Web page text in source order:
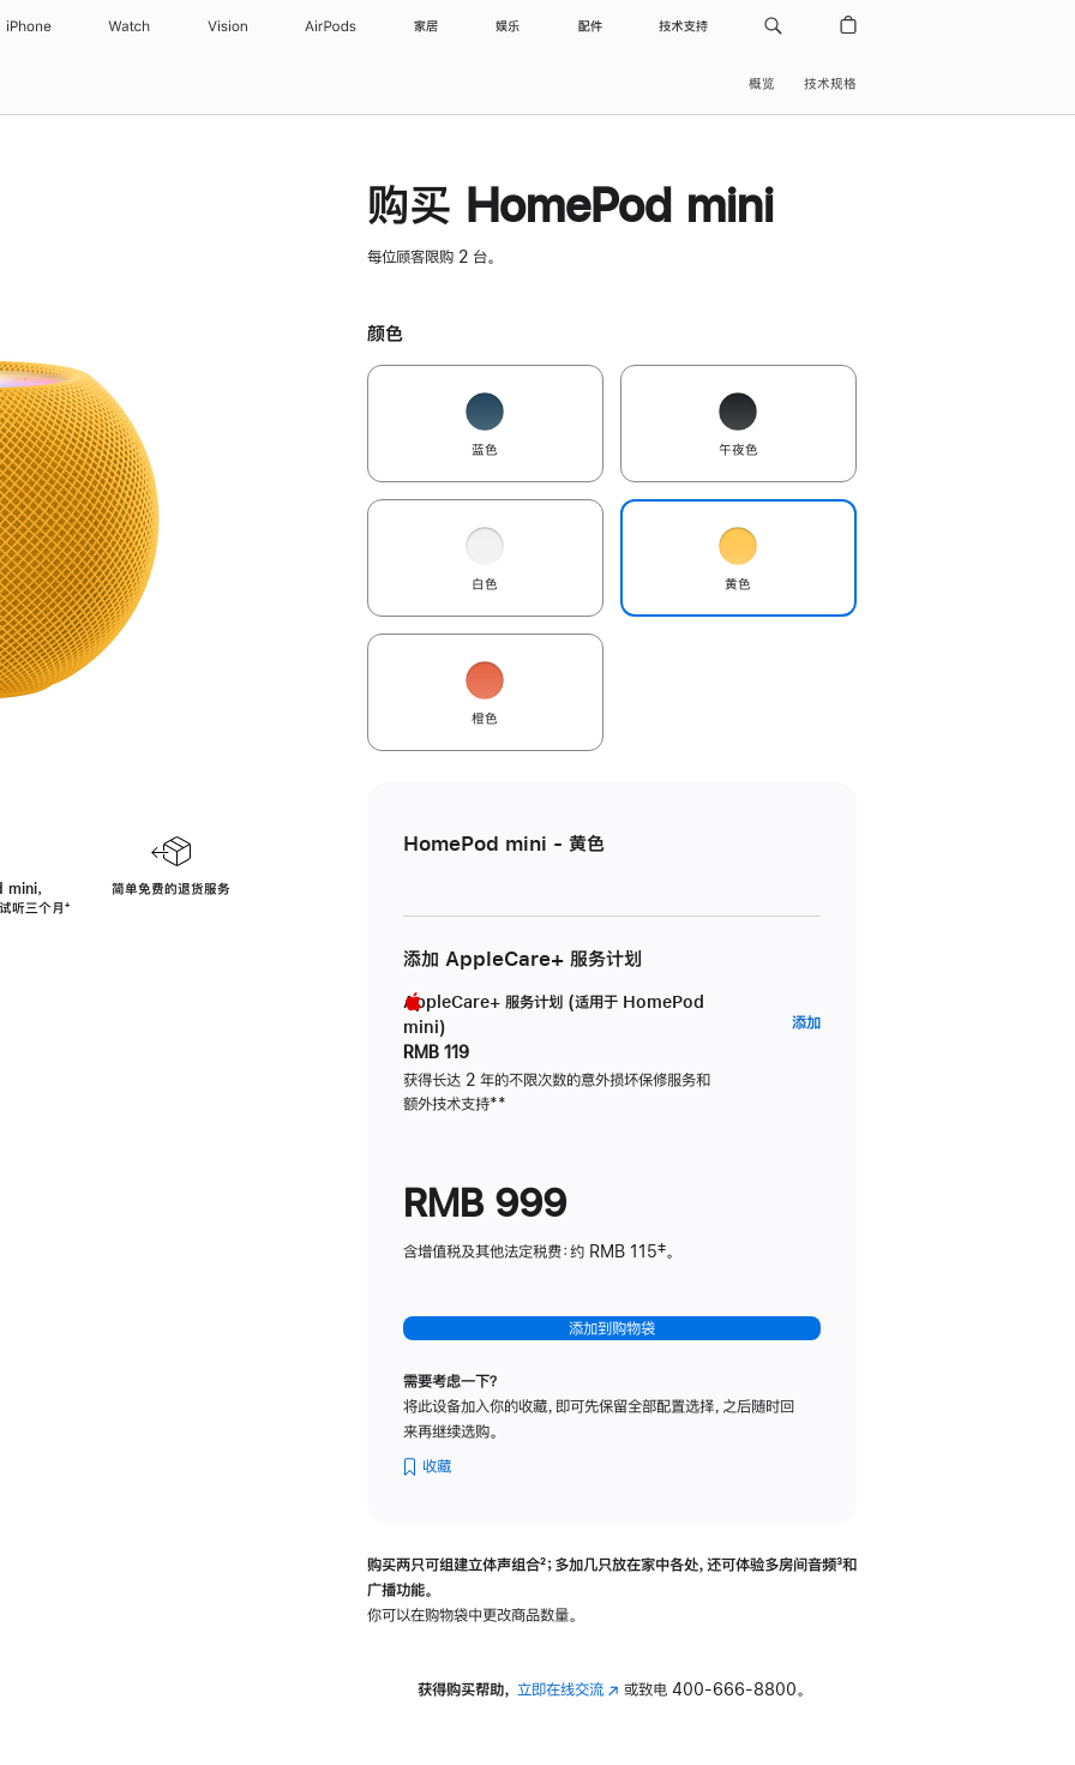
iPhone Watch Vision AirPods 家居 娱乐 配件 技术支持
概览 技术规格
，
听三个月脚
⁺
简单免费的退货服务
购买 HomePod mini
每位顾客限购 2 台。
颜色
蓝色 午夜色
白色 黄色
橙色
HomePod mini - 黄色
添加 AppleCare+ 服务计划
AppleCare+ 服务计划 (适用于 HomePod
mini)
RMB 119
获得长达 2 年的不限次数的意外损坏保修服务和
额外技术支持脚
**
添加AppleCare+
RMB 999
含增值税及其他法定税费：约 RMB 115‡。
添加到购物袋
需要考虑一下？
将此设备加入你的收藏，即可先保留全部配置选择，之后随时回
来再继续选购。
收藏
购买两只可组建立体声组合脚
²；多加几只放在家中各处，还可体验多‍房‍间音频脚
³和
广播功能。
你可以在购物袋中更改商品数量。
获得购买帮助， 立即在线交流(在 或致电 400-666-8800。